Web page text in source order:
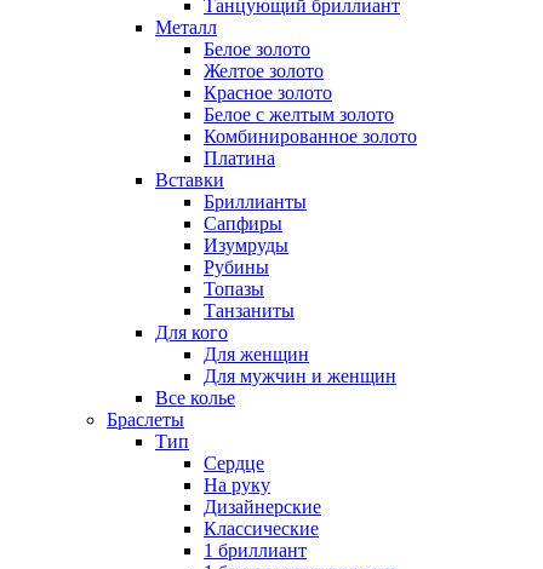
Танцующий бриллиант
Металл
Белое золото
Желтое золото
Красное золото
Белое с желтым золото
Комбинированное золото
Платина
Вставки
Бриллианты
Сапфиры
Изумруды
Рубины
Топазы
Танзаниты
Для кого
Для женщин
Для мужчин и женщин
Все колье
Браслеты
Тип
Сердце
На руку
Дизайнерские
Классические
1 бриллиант